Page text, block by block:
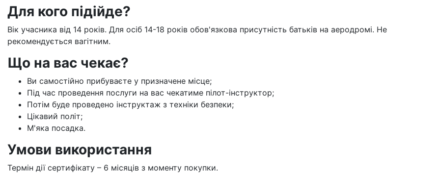
Для кого підійде?
Вік учасника від 14 років. Для осіб 14-18 років обов'язкова присутність батьків на аеродромі. Не
рекомендується вагітним.
Що на вас чекає?
Ви самостійно прибуваєте у призначене місце;
Під час проведення послуги на вас чекатиме пілот-інструктор;
Потім буде проведено інструктаж з техніки безпеки;
Цікавий політ;
М'яка посадка.
Умови використання
Термін дії сертифікату – 6 місяців з моменту покупки.